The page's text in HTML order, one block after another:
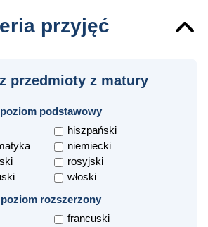
przyjęć
przedmioty z matury
poziom podstawowy
hiszpański
niemiecki
rosyjski
włoski
poziom rozszerzony
francuski